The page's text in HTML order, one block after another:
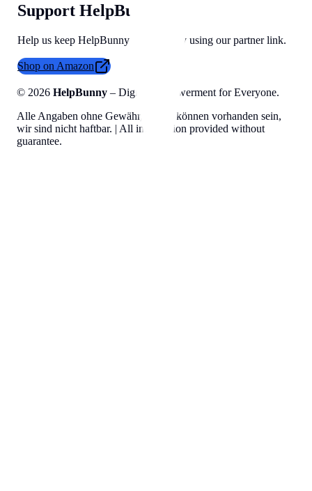
Support HelpBunny
Help us keep HelpBunny tools free by using our partner link.
Shop on Amazon
© 2026 HelpBunny – Digital Empowerment for Everyone.
Alle Angaben ohne Gewähr, Fehler können vorhanden sein,
wir sind nicht haftbar. | All information provided without
guarantee.